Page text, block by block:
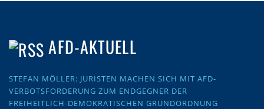
AFD-AKTUELL
STEFAN MÖLLER: JURISTEN MACHEN SICH MIT AFD-
VERBOTSFORDERUNG ZUM ENDGEGNER DER
FREIHEITLICH-DEMOKRATISCHEN GRUNDORDNUNG